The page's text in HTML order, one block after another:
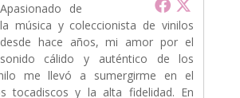
Apasionado de
la música y coleccionista de vinilos
desde hace años, mi amor por el
sonido cálido y auténtico de los
me llevó a sumergirme en el
tocadiscos y la alta fidelidad. En